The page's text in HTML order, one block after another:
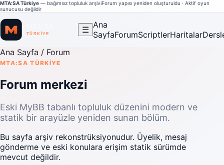
MTA:SA Türkiye — bağımsız topluluk arşiviForum yapısı yeniden oluşturuldu · Aktif oyun
sunucusu değildir
☰ Ana
SayfaForumScriptlerHaritalar
Ana Sayfa / Forum
MTA:SA TÜRKIYE
Forum merkezi
Eski MyBB tabanlı topluluk düzenini modern ve
statik bir arayüzle yeniden sunan bölüm.
Bu sayfa arşiv rekonstrüksiyonudur. Üyelik, mesaj
gönderme ve eski konulara erişim statik sürümde
mevcut değildir.